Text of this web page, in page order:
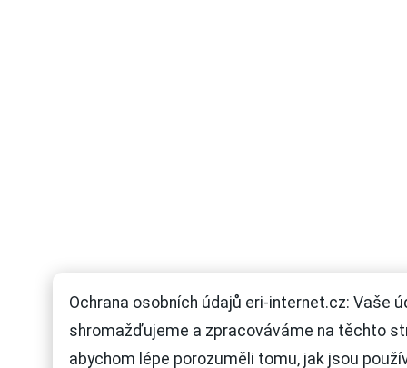
Ochrana osobních údajů eri-internet.cz: Vaše
shromažďujeme a zpracováváme na těchto
abychom lépe porozuměli tomu, jak jsou